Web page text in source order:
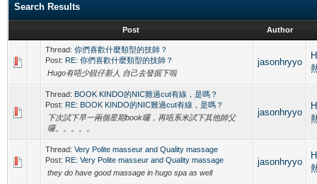
Search Results
Post Author
Thread: 你們喜歡什麼類型的技師？
Post: RE: 你們喜歡什麼類型的技師？
Hugo有唔少靚仔新人 自己去發掘下啦
jasonhryyo
Thread: BOOK KINDO的NIC難過cut有線，是嗎？
Post: RE: BOOK KINDO的NIC難過cut有線，是嗎？
下次試下早一兩個星期book囉，再唔系米試下其他師父
囉。。。。。
jasonhryyo
Thread: Very Polite masseur and Quality massage
Post: RE: Very Polite masseur and Quality massage
they do have good massage in hugo spa as well
jasonhryyo